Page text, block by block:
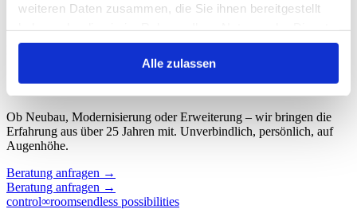
weiteren Daten zusammen, die Sie ihnen bereitgestellt
gesammelt haben.
Alle zulassen
Schlagwort: Rettungsleitstelle
Keine Beiträge gefunden.
Sprechen wir über Ihren Kontroll∞raum.
Ob Neubau, Modernisierung oder Erweiterung – wir bringen die
Erfahrung aus über 25 Jahren mit. Unverbindlich, persönlich, auf
Augenhöhe.
Beratung anfragen →
Beratung anfragen →
control∞roomsendless possibilities